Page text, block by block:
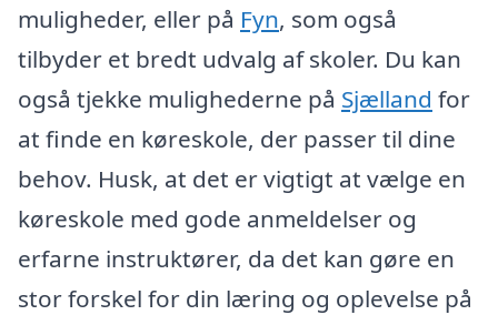
muligheder, eller på Fyn, som også
tilbyder et bredt udvalg af skoler. Du kan
også tjekke mulighederne på Sjælland for
at finde en køreskole, der passer til dine
behov. Husk, at det er vigtigt at vælge en
køreskole med gode anmeldelser og
erfarne instruktører, da det kan gøre en
stor forskel for din læring og oplevelse på